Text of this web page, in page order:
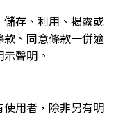
存、利用、揭露或
、同意條款一併適
聲明。
用者，除非另有明